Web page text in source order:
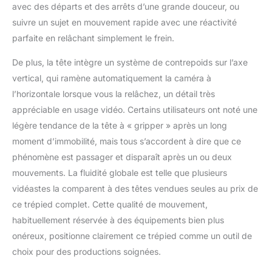
Changement de mode
rapide et facile : la tête
fluide dispose de deux
avec DJI RS2 RS3 RS3
compatible avec
Manfrotto 501PL 504PL
plaques à dégagement
rapide, respectivement.
dégagement rapide
vous permet de le
verrouiller en 1 seconde
et de basculer entre
Options de montage de
6,35 mm et 9,5 mm :
les vis de 6,35 mm et
9,5 mm sur le dessus
avec des départs et des arrêts d’une grande douceur, ou
suivre un sujet en mouvement rapide avec une réactivité
parfaite en relâchant simplement le frein.
De plus, la tête intègre un système de contrepoids sur l’axe
vertical, qui ramène automatiquement la caméra à
l’horizontale lorsque vous la relâchez, un détail très
appréciable en usage vidéo. Certains utilisateurs ont noté une
légère tendance de la tête à « gripper » après un long
moment d’immobilité, mais tous s’accordent à dire que ce
phénomène est passager et disparaît après un ou deux
mouvements. La fluidité globale est telle que plusieurs
vidéastes la comparent à des têtes vendues seules au prix de
ce trépied complet. Cette qualité de mouvement,
habituellement réservée à des équipements bien plus
onéreux, positionne clairement ce trépied comme un outil de
choix pour des productions soignées.